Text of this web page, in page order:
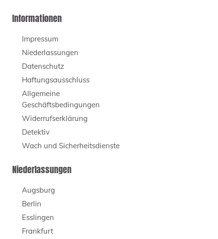
Informationen
Impressum
Niederlassungen
Datenschutz
Haftungsausschluss
Allgemeine
Geschäftsbedingungen
Widerrufserklärung
Detektiv
Wach und Sicherheitsdienste
Niederlassungen
Augsburg
Berlin
Esslingen
Frankfurt